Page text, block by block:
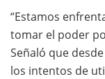
“Estamos
tomar el poder
Señaló que
los intentos de